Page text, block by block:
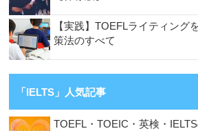
【実践】TOEFLライティング
策法のすべて
「IELTS」人気記事
TOEFL・TOEIC・英検・